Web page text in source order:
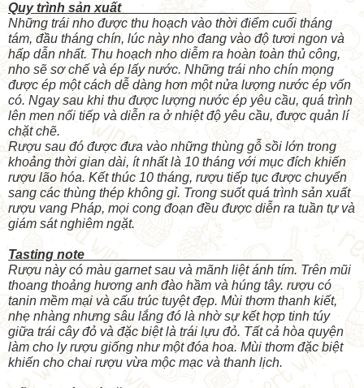
Quy trình sản xuất
Những trái nho được thu hoạch vào thời điểm cuối tháng
tám, đầu tháng chín, lúc này nho đang vào độ tươi ngon và
hấp dẫn nhất. Thu hoạch nho diễm ra hoàn toàn thủ công,
nho sẽ sơ chế và ép lấy nước. Những trái nho chín mọng
được ép một cách dễ dàng hơn một nửa lượng nước ép vốn
có. Ngay sau khi thu được lượng nước ép yêu cầu, quá trình
lên men nối tiếp và diễn ra ở nhiệt độ yêu cầu, được quản lí
chặt chẽ.
Rượu sau đó được đưa vào những thùng gỗ sồi lớn trong
khoảng thời gian dài, ít nhất là 10 tháng với mục đích khiến
rượu lão hóa. Kết thúc 10 tháng, rượu tiếp tục được chuyển
sang các thùng thép không gỉ. Trong suốt quá trình sản xuất
rượu vang Pháp, mọi cong đoạn đều được diễn ra tuần tự và
giám sát nghiêm ngặt.
Tasting note
Rượu này có màu garnet sau và mãnh liệt ánh tím. Trên mũi
thoang thoảng hương anh đào hầm và húng tây. rượu có
tanin mềm mại và cấu trúc tuyệt đẹp. Mùi thơm thanh kiết,
nhẹ nhàng nhưng sâu lắng đó là nhờ sự kết hợp tinh túy
giữa trái cây đỏ và đặc biệt là trái lựu đỏ. Tất cả hòa quyện
làm cho ly rượu giống như một đóa hoa. Mùi thơm đặc biệt
khiến cho chai rượu vừa mộc mạc và thanh lịch.